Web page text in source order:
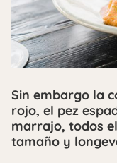
Sin embargo la
rojo, el pez
marrajo, todos
tamaño y